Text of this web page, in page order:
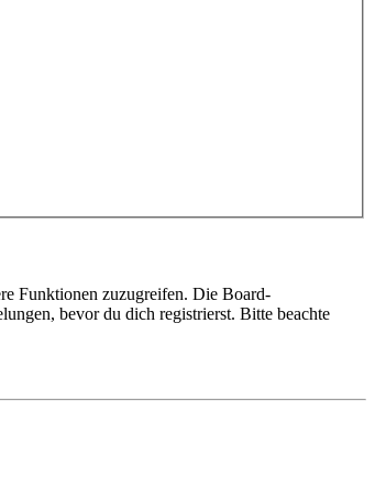
Funktionen zuzugreifen. Die Board-
bevor du dich registrierst. Bitte beachte